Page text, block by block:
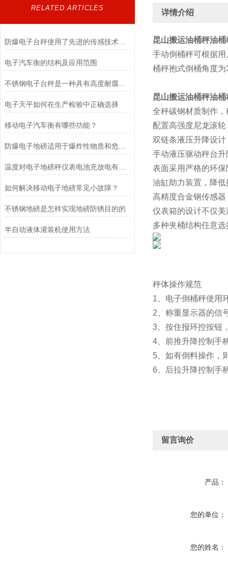
RELATED ARTICLES
防爆电子台秤使用了先进的传感技术和数据处理算法
电子汽车衡的结构及应用范围
不锈钢电子台秤是一种具有高度耐腐蚀性和精确称重能力的设备
电子天平如何在生产检验中正确选择
移动电子汽车衡有哪些功能？
防爆电子地磅适用于爆炸性物质和危险场所的称重计量
温度对电子地磅秤仪表电池充放电有什么影响？
如何解决移动电子地磅常见小故障？
不锈钢地磅是怎样实现地磅防锈目的的
半自动液体灌装机使用方法
详情介绍
昆山搬运油桶秤油桶
手动倒桶秤可根据
桶秤抱式倒桶角度
昆山搬运油桶秤油桶
全秤碳钢材质制作
配置高强度尼龙滚
双链条液压升降设
手动液压驱动秤台
表面采用严格的环
油缸助力装置，降
高精度合金钢传感
仪表箱的设计不仅
多种夹桶结构任意
秤体操作规范
1、电子倒桶秤使用
2、称重显示器的信
3、按住报环控按钮
4、前推升降控制手
5、如有倒料操作，
6、后拉升降控制手
留言询价
产品：
您的单位：
您的姓名：